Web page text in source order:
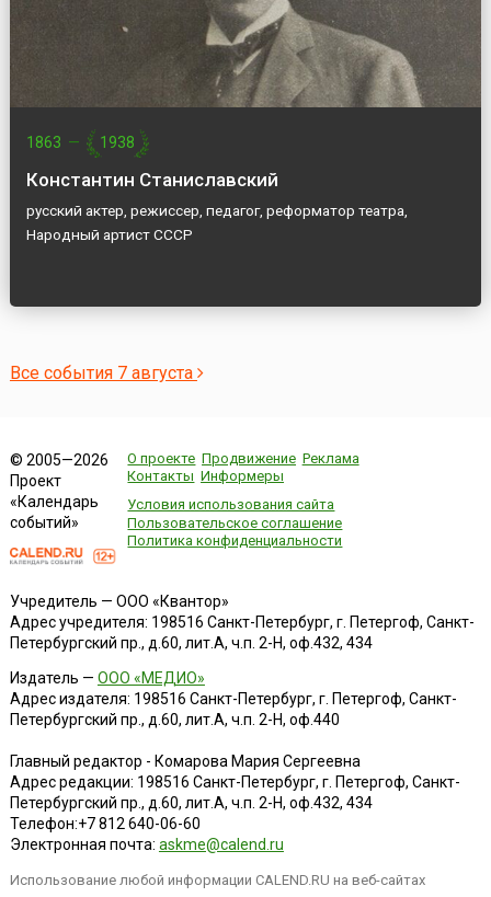
1863 — 1938
Константин Станиславский
русский актер, режиссер, педагог, реформатор театра,
Народный артист СССР
Все события 7 августа
© 2005—2026
Проект
«Календарь
событий»
О проекте Продвижение Реклама
Контакты Информеры
Условия использования сайта
Пользовательское соглашение
Политика конфиденциальности
Учредитель — ООО «Квантор»
Адрес учредителя: 198516 Санкт-Петербург, г. Петергоф, Санкт-
Петербургский пр., д.60, лит.А, ч.п. 2-Н, оф.432, 434
Издатель — ООО «МЕДИО»
Адрес издателя: 198516 Санкт-Петербург, г. Петергоф, Санкт-
Петербургский пр., д.60, лит.А, ч.п. 2-Н, оф.440
Главный редактор - Комарова Мария Сергеевна
Адрес редакции: 198516 Санкт-Петербург, г. Петергоф, Санкт-
Петербургский пр., д.60, лит.А, ч.п. 2-Н, оф.432, 434
Телефон:+7 812 640-06-60
Электронная почта: askme@calend.ru
Использование любой информации CALEND.RU на веб-сайтах